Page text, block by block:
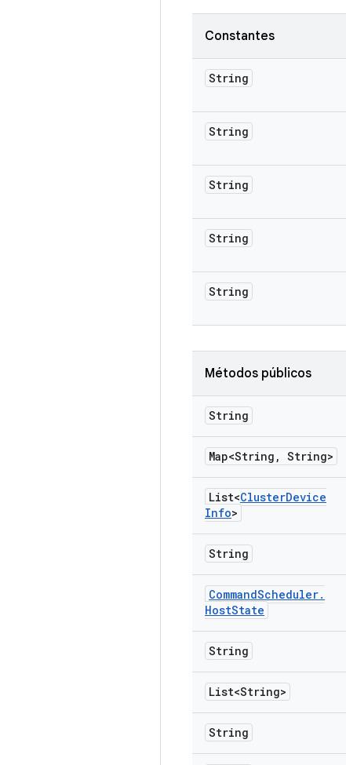
Constantes
String
String
String
String
String
Métodos públicos
String
Map<String , String>
List<ClusterDevice
Info>
String
CommandScheduler.
HostState
String
List<String>
String